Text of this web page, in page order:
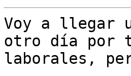
Voy a llegar
otro día por
laborales,